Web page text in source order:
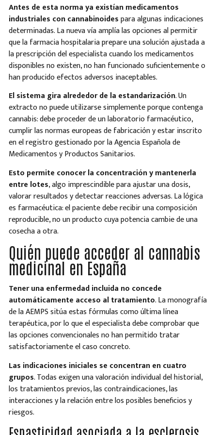
Antes de esta norma ya existían medicamentos
industriales con cannabinoidespara algunas indicaciones
determinadas. La nueva vía amplía las opciones al permitir
que la farmacia hospitalaria prepare una solución ajustada a
la prescripción del especialista cuando los medicamentos
disponibles no existen, no han funcionado suficientemente o
han producido efectos adversos inaceptables.
El sistema gira alrededor de la estandarización. Un
extracto no puede utilizarse simplemente porque contenga
cannabis: debe proceder de un laboratorio farmacéutico,
cumplir las normas europeas de fabricación y estar inscrito
en el registro gestionado por la Agencia Española de
Medicamentos y Productos Sanitarios.
Esto permite conocer la concentración y mantenerla
entre lotes, algo imprescindible para ajustar una dosis,
valorar resultados y detectar reacciones adversas. La lógica
es farmacéutica: el paciente debe recibir una composición
reproducible, no un producto cuya potencia cambie de una
cosecha a otra.
Quién puede acceder al cannabis
medicinal en España
Tener una enfermedad incluida no concede
automáticamente acceso al tratamiento. La monografía
de la AEMPS sitúa estas fórmulas como última línea
terapéutica, por lo que el especialista debe comprobar que
las opciones convencionales no han permitido tratar
satisfactoriamente el caso concreto.
Las indicaciones iniciales se concentran en cuatro
grupos. Todas exigen una valoración individual del historial,
los tratamientos previos, las contraindicaciones, las
interacciones y la relación entre los posibles beneficios y
riesgos.